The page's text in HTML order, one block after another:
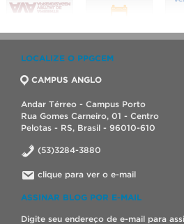
LOCALIZE O PPGCEM
CAMPUS ANGLO
Andar Térreo - Campus Porto
Rua Gomes Carneiro, 01 - Centro
Pelotas - RS, Brasil - 96010-610
(53)3284-3880
clique para ver o e-mail
ASSINAR BLOG POR E-MAIL
Digite seu endereço de e-mail para